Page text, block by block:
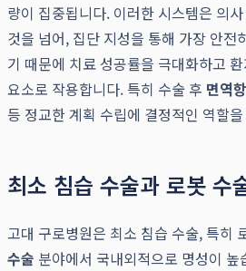
량이 집중됩니다. 이러한 시스템은 의
것을 넘어, 집단 지성을 통해 가장 안전
기 때문에 치료 성공률을 극대화하고
요소로 작용합니다. 특히 수술 후 면역
등 정교한 계획 수립에 결정적인 역할
최소 침습 수술과 로봇 수
고대 구로병원은 최소 침습 수술, 특히
수술 분야에서 국내외적으로 명성이